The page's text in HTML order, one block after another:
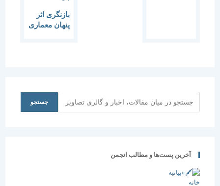
بازنگری اثر
پنهان معماری
جستجو
آخرین پست‌ها و مطالب انجمن